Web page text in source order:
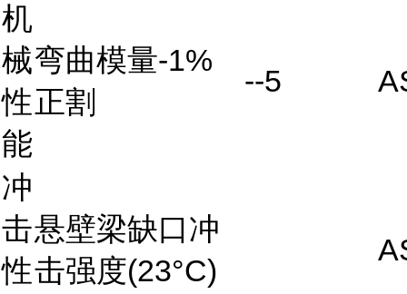
机
械
性
能
弯曲模量-1%
正割
--5
冲
击
性
悬壁梁缺口冲
击强度(23°C)